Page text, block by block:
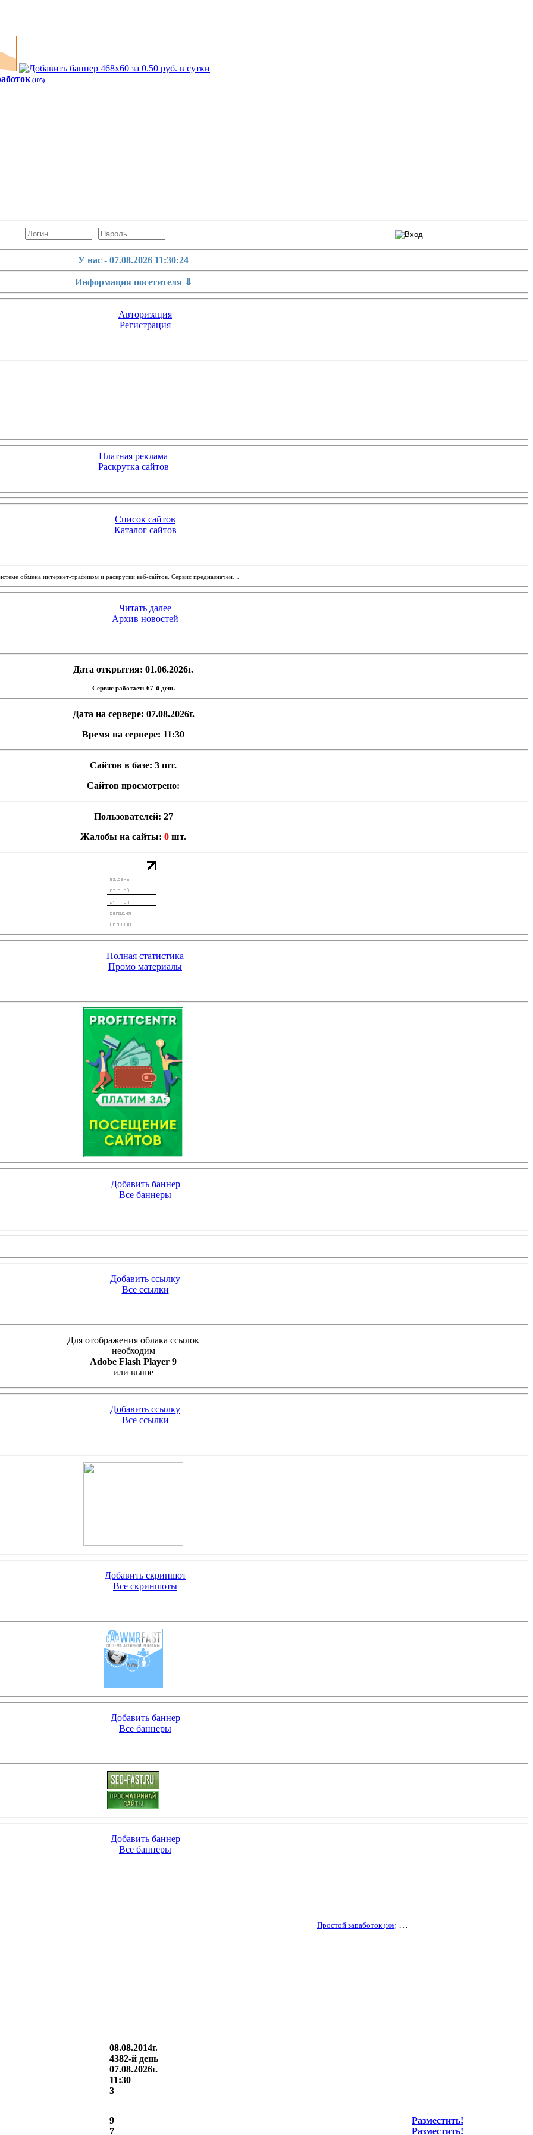
(105)
У нас - 07.08.2026 11:30:25
Информация посетителя ⇓
Авторизация
Регистрация
Платная реклама
Раскрутка сайтов
Список сайтов
Каталог сайтов
обмена интернет-трафиком и раскрутки веб-сайтов. Сервис предназначен…
Читать далее
Архив новостей
Дата открытия: 01.06.2026г.
Сервис работает: 67-й день
Дата на сервере: 07.08.2026г.
Время на сервере: 11:30
Сайтов в базе: 3 шт.
Сайтов просмотрено:
Пользователей: 27
Жалобы на сайты: 0 шт.
Полная статистика
Промо материалы
Добавить баннер
Все баннеры
Добавить ссылку
Все ссылки
Для отображения облака ссылок
необходим
Adobe Flash Player 9
или выше
Добавить ссылку
Все ссылки
Добавить скриншот
Все скриншоты
Добавить баннер
Все баннеры
Добавить баннер
Все баннеры
Простой заработок(106)…
08.08.2014г.
4382-й день
07.08.2026г.
11:30
3
9
Разместить!
7 Разместить!